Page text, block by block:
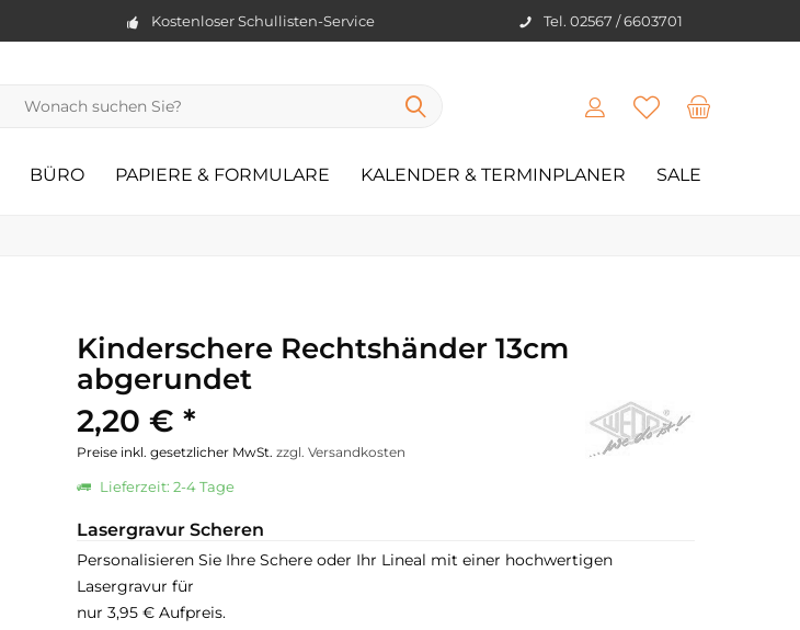
Kostenloser Schullisten-Service Tel. 02567 / 6603701
BÜRO PAPIERE & FORMULARE KALENDER & TERMINPLANER SALE
Kinderschere Rechtshänder 13cm
abgerundet
2,20 € *
Preise inkl. gesetzlicher MwSt. zzgl. Versandkosten
Lieferzeit: 2-4 Tage
Lasergravur Scheren
Personalisieren Sie Ihre Schere oder Ihr Lineal mit einer hochwertigen
Lasergravur für
nur 3,95 € Aufpreis.